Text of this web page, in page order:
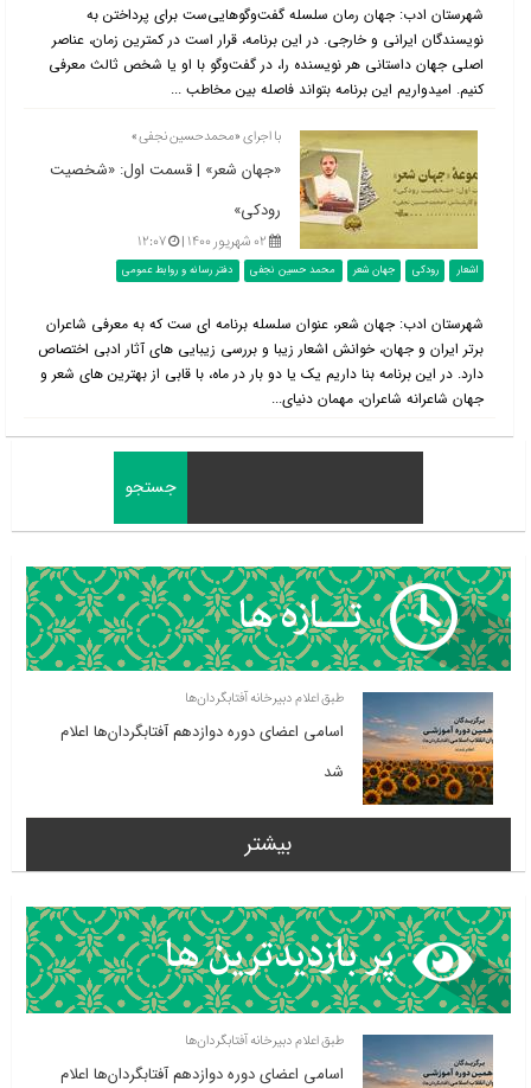
شهرستان ادب: جهان رمان سلسله گفت‌وگوهایی‌ست برای پرداختن به
نویسندگان ایرانی و خارجی. در این برنامه، قرار است در کمترین زمان، عناصر
اصلی جهان داستانی هر نویسنده را، در گفت‌وگو با او یا شخص ثالث معرفی
کنیم. امیدواریم این برنامه بتواند فاصله بین مخاطب ...
با اجرای «محمدحسین نجفی»
«جهان شعر» | قسمت اول: «شخصیت
رودکی»
۰۲ شهریور ۱۴۰۰ | ۱۲:۰۷
اشعار رودکی جهان شعر محمد حسین نجفی دفتر رسانه و روابط عمومی
شهرستان ادب: جهان شعر، عنوان سلسله برنامه ای ست که به معرفی شاعران
برتر ایران و جهان، خوانش اشعار زیبا و بررسی زیبایی های آثار ادبی اختصاص
دارد. در این برنامه بنا داریم یک یا دو بار در ماه، با قابی از بهترین های شعر و
جهان شاعرانه شاعران، مهمان دنیای...
طبق اعلام دبیرخانه آفتابگردان‌ها
اسامی اعضای دوره دوازدهم آفتابگردان‌ها اعلام
شد
بیشتر
طبق اعلام دبیرخانه آفتابگردان‌ها
اسامی اعضای دوره دوازدهم آفتابگردان‌ها اعلام